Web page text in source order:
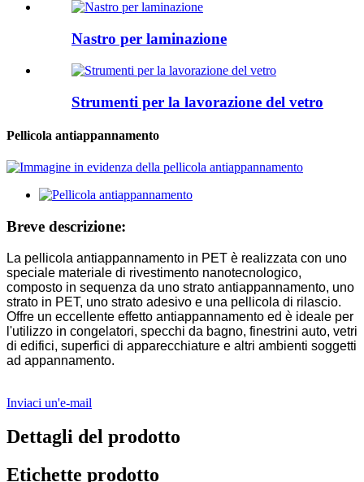
Nastro per laminazione
Strumenti per la lavorazione del vetro
Pellicola antiappannamento
Breve descrizione:
La pellicola antiappannamento in PET è realizzata con uno
speciale materiale di rivestimento nanotecnologico,
composto in sequenza da uno strato antiappannamento, uno
strato in PET, uno strato adesivo e una pellicola di rilascio.
Offre un eccellente effetto antiappannamento ed è ideale per
l'utilizzo in congelatori, specchi da bagno, finestrini auto, vetri
di edifici, superfici di apparecchiature e altri ambienti soggetti
ad appannamento.
Inviaci un'e-mail
Dettagli del prodotto
Etichette prodotto